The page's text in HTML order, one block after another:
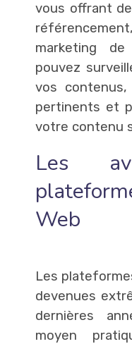
vous offrant
marketing
pouvez
vos
pertinents et
votre contenu
Les
Web
Les
devenues
dernières
moyen